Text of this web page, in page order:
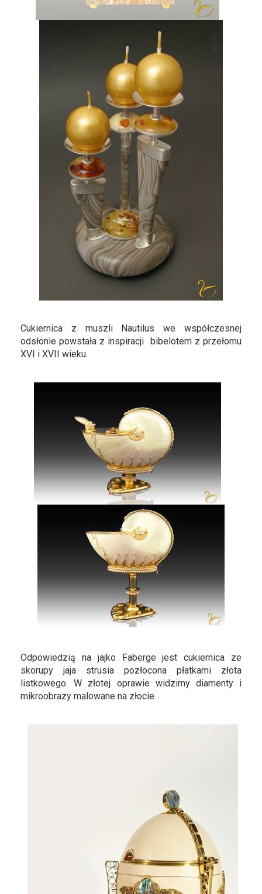
Cukiernica z muszli Nautilus we współczesnej
odsłonie powstała z inspiracji bibelotem z przełomu
XVI i XVII wieku.
Odpowiedzią na jajko Faberge jest cukiernica ze
skorupy jaja strusia pozłocona płatkami złota
listkowego. W złotej oprawie widzimy diamenty i
mikroobrazy malowane na złocie.